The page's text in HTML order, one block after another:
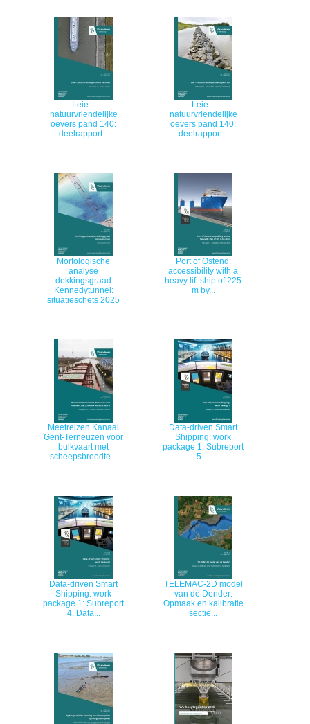
​​Leie –
natuurvriendelijke
oevers pand 140​:
deelrapport...
​​Leie –
natuurvriendelijke
oevers pand 140​:
deelrapport...
Morfologische
analyse
dekkingsgraad
Kennedytunnel:
situatieschets 2025
Port of Ostend:
accessibility with a
heavy lift ship of 225
m by...
Meetreizen Kanaal
Gent-Terneuzen voor
bulkvaart met
scheepsbreedte...
Data-driven Smart
Shipping: work
package 1: Subreport
5....
Data-driven Smart
Shipping: work
package 1: Subreport
4. Data...
TELEMAC-2D model
van de Dender:
Opmaak en kalibratie
sectie...